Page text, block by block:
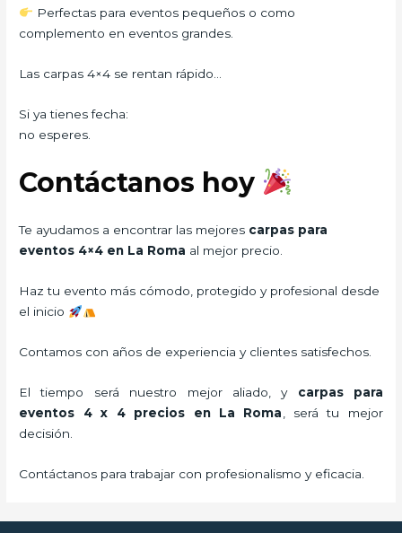
Perfectas para eventos pequeños o como
complemento en eventos grandes.
Las carpas 4×4 se rentan rápido…
Si ya tienes fecha:
no esperes.
Contáctanos hoy
Te ayudamos a encontrar las mejores carpas para
eventos 4×4 en La Roma al mejor precio.
Haz tu evento más cómodo, protegido y profesional desde
el inicio
Contamos con años de experiencia y clientes satisfechos.
El tiempo será nuestro mejor aliado, y carpas para
eventos 4 x 4 precios en La Roma , será tu mejor
decisión.
Contáctanos para trabajar con profesionalismo y eficacia.